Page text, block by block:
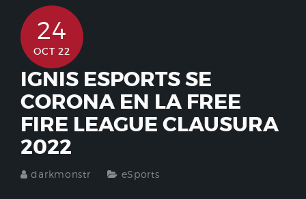
24
OCT 22
IGNIS ESPORTS SE
CORONA EN LA FREE
FIRE LEAGUE CLAUSURA
2022
darkmonstr eSports